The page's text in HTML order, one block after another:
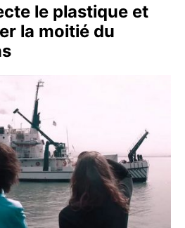
le plastique et
la moitié du